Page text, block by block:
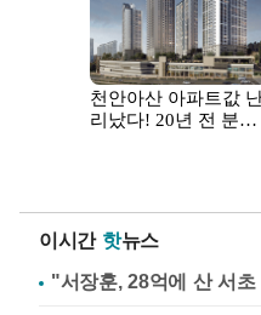
이시간 핫뉴스
"서장훈, 28억에 산 서